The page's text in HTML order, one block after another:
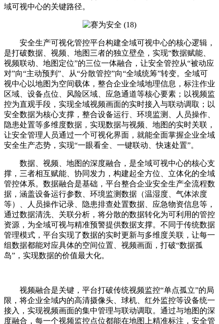
域可视中心的关键路径。
安全生产可视化管控平台构建全域可视中心的核心逻辑，
是打破数据、视频、地图三者的独立壁垒，实现“数据赋能、
视频联动、地图定位”的三位一体融合，让安全管控从“被动应
对”向“主动预判”、从“分散管控”向“全域统筹”转变。全域可
视中心以地图为空间载体，整合企业全域地理信息，标注作业
区域、设备点位、风险区域、应急通道等核心要素；以视频监
控为直观手段，实现全域视频画面的实时接入与联动调取；以
安全数据为核心支撑，整合设备运行、环境监测、人员操作、
隐患处置等多维度数据，实现数据与视频、地图的实时关联，
让安全管理人员通过一个可视化界面，就能全面掌握企业全域
安全生产态势，实现“一眼看全、一键联动、快速处置”。
数据、视频、地图的深度融合，是全域可视中心的核心支
撑，三者相互赋能、协同发力，构建起全方位、立体化的全域
管控体系。数据融合是基础，平台整合企业安全生产全流程数
据，涵盖设备运行参数、环境监测数据（温湿度、气体浓度
等）、人员操作记录、隐患排查处置数据、应急物资信息等，
通过数据清洗、关联分析，将分散的数据转化为可利用的管控
资源，为全域可视与精准预警提供数据支撑。不同于传统数据
管理模式，平台实现了数据的实时更新与多维度关联，让每一
组数据都能对应具体的空间位置、视频画面，打破“数据孤
岛”，实现数据的价值最大化。
视频融合是关键，平台打破传统视频监控“单点孤立”的局
限，将企业全域内的高清摄像头、球机、红外监控等设备统一
接入，实现视频画面的集中管理与联动调取。通过与地图的深
度融合，每一个视频监控点位都能在地图上精准标注，安全管